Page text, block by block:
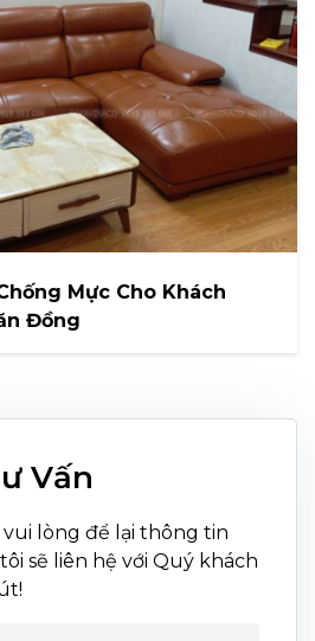
Mực Cho Khách
Đồng
Vấn
lòng để lại thông tin
sẽ liên hệ với Quý khách